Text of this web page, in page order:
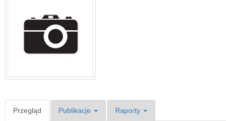
Przegląd Publikacje Raporty